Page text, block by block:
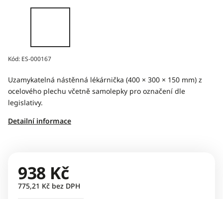
Kód: ES-000167
Uzamykatelná nástěnná lékárnička (400 × 300 × 150 mm) z
ocelového plechu včetně samolepky pro označení dle
legislativy.
Detailní informace
938 Kč
775,21 Kč bez DPH